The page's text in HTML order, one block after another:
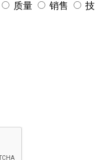
质量 销售
技